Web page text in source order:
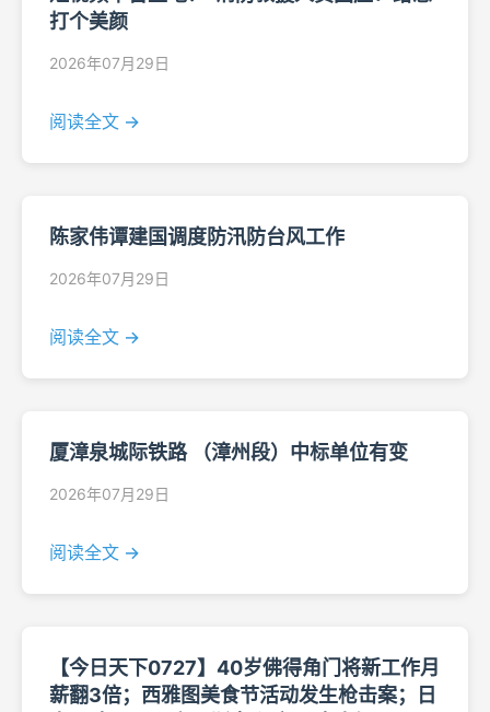
打个美颜
2026年07月29日
阅读全文 →
陈家伟谭建国调度防汛防台风工作
2026年07月29日
阅读全文 →
厦漳泉城际铁路 （漳州段）中标单位有变
2026年07月29日
阅读全文 →
【今日天下0727】40岁佛得角门将新工作月
薪翻3倍；西雅图美食节活动发生枪击案；日